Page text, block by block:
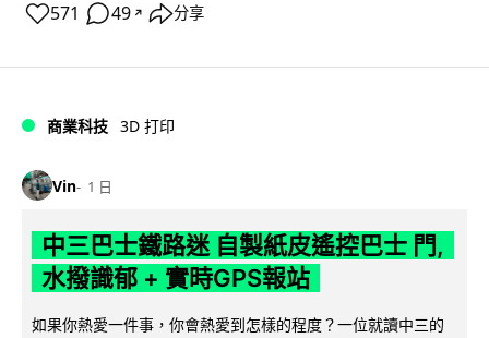
571 49 ↗ 分享
商業科技 3D 打印
Vin 1 日
中三巴士鐵路迷 自製紙皮遙控巴士 門,
水撥識郁 + 實時GPS報站
如果你熱愛一件事，你會熱愛到怎樣的程度？一位就讀中三的